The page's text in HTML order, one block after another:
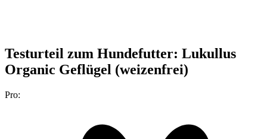
Testurteil zum Hundefutter: Lukullus
Organic Geflügel (weizenfrei)
Pro: